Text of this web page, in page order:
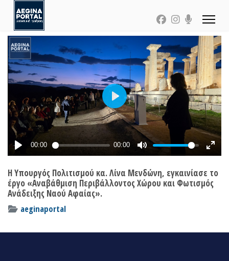
Η Υπουργός Πολιτισμού κα. Λίνα Μενδώνη, εγκαινίασε το
έργο «Αναβάθμιση Περιβάλλοντος Χώρου και Φωτισμός
Ανάδειξης Ναού Αφαίας».
aeginaportal